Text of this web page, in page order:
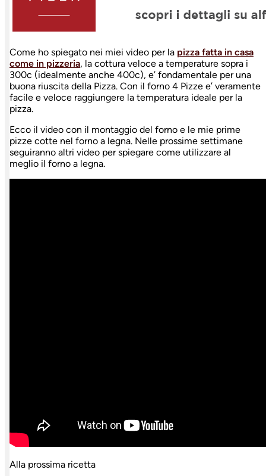
Come ho spiegato nei miei video per la pizza fatta in casa
come in pizzeria, la cottura veloce a temperature sopra i
300c (idealmente anche 400c), e’ fondamentale per una
buona riuscita della Pizza. Con il forno 4 Pizze e’ veramente
facile e veloce raggiungere la temperatura ideale per la
pizza.
Ecco il video con il montaggio del forno e le mie prime
pizze cotte nel forno a legna. Nelle prossime settimane
seguiranno altri video per spiegare come utilizzare al
meglio il forno a legna.
Alla prossima ricetta